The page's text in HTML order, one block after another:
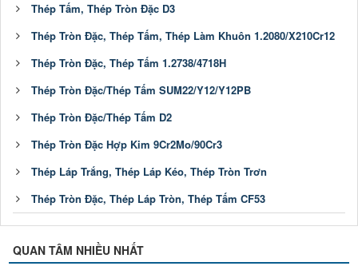
Thép Tấm, Thép Tròn Đặc D3
Thép Tròn Đặc, Thép Tấm, Thép Làm Khuôn 1.2080/X210Cr12
Thép Tròn Đặc, Thép Tấm 1.2738/4718H
Thép Tròn Đặc/Thép Tấm SUM22/Y12/Y12PB
Thép Tròn Đặc/Thép Tấm D2
Thép Tròn Đặc Hợp Kim 9Cr2Mo/90Cr3
Thép Láp Trắng, Thép Láp Kéo, Thép Tròn Trơn
Thép Tròn Đặc, Thép Láp Tròn, Thép Tấm CF53
QUAN TÂM NHIỀU NHẤT